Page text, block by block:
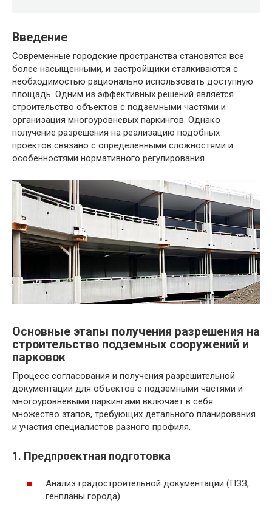
Введение
Современные городские пространства становятся все
более насыщенными, и застройщики сталкиваются с
необходимостью рационально использовать доступную
площадь. Одним из эффективных решений является
строительство объектов с подземными частями и
организация многоуровневых паркингов. Однако
получение разрешения на реализацию подобных
проектов связано с определёнными сложностями и
особенностями нормативного регулирования.
Основные этапы получения разрешения на
строительство подземных сооружений и
парковок
Процесс согласования и получения разрешительной
документации для объектов с подземными частями и
многоуровневыми паркингами включает в себя
множество этапов, требующих детального планирования
и участия специалистов разного профиля.
1. Предпроектная подготовка
Анализ градостроительной документации (ПЗЗ,
генпланы города)